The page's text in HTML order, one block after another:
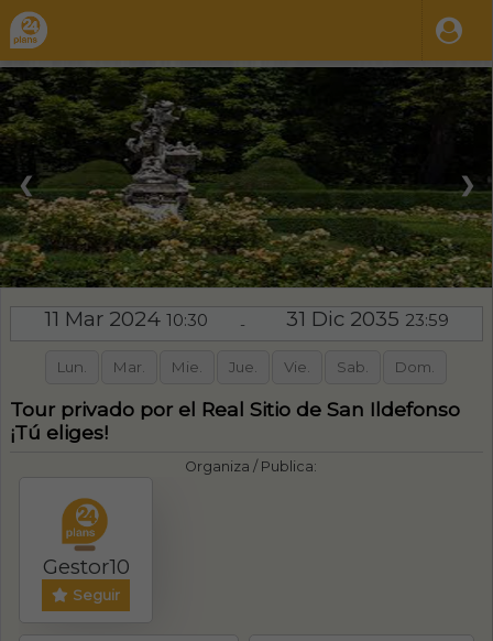
❮ ❯
11 Mar 2024 10:30 - 31 Dic 2035 23:59
Lun. Mar. Mie. Jue. Vie. Sab. Dom.
Tour privado por el Real Sitio de San Ildefonso
¡Tú eliges!
Organiza / Publica:
Gestor10
Seguir